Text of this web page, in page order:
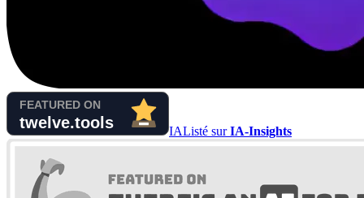
IAListé surIA-Insights